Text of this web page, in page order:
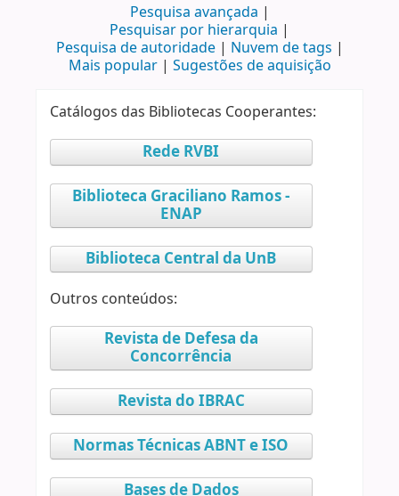
Pesquisa avançada
Pesquisar por hierarquia
Pesquisa de autoridade
Nuvem de tags
Mais popular
Sugestões de aquisição
Catálogos das Bibliotecas Cooperantes:
Rede RVBI
Biblioteca Graciliano Ramos -
ENAP
Biblioteca Central da UnB
Outros conteúdos:
Revista de Defesa da
Concorrência
Revista do IBRAC
Normas Técnicas ABNT e ISO
Bases de Dados